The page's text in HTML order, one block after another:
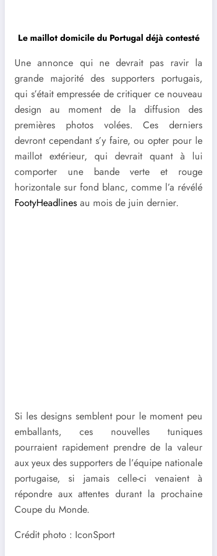
Le maillot domicile du Portugal déjà contesté
Une annonce qui ne devrait pas ravir la
grande majorité des supporters portugais,
qui s’était empressée de critiquer ce nouveau
design au moment de la diffusion des
premières photos volées. Ces derniers
devront cependant s’y faire, ou opter pour le
maillot extérieur, qui devrait quant à lui
comporter une bande verte et rouge
horizontale sur fond blanc, comme l’a révélé
FootyHeadlines au mois de juin dernier.
Si les designs semblent pour le moment peu
emballants, ces nouvelles tuniques
pourraient rapidement prendre de la valeur
aux yeux des supporters de l’équipe nationale
portugaise, si jamais celle-ci venaient à
répondre aux attentes durant la prochaine
Coupe du Monde.
Crédit photo : IconSport